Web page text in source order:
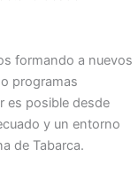
formando a nuevos
programas
es posible desde
y un entorno
de Tabarca.